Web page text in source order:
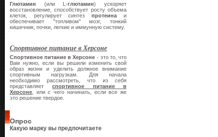
Глютамин (или L-глютамин) ускоряет
восстановление, способствует росту объема
клеток, регулирует синтезпротеина и
обеспечивает "топливом" мозг, тонкий
кишечник, почки, легкие и иммунную систему.
Спортивное питание в Херсоне
Спортивное питание в Херсоне - это то, что
Вам нужно, если вы решили изменить свой
образ жизни и уделить должное внимание
спортивным нагрузкам. Для начала
необходимо рассмотреть, что из себя
представляетспортивное питание в
Херсоне , или с чего начинать, если все же
это решение твердое.
Опрос
Какую марку вы предпочитаете